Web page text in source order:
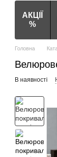
АКЦІЇ
%
Головна
В наявності